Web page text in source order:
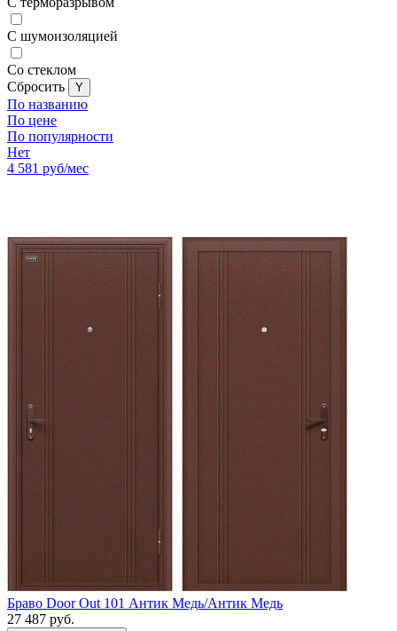
С шумоизоляцией
Со стеклом
Cбросить
По названию
По цене
По популярности
Нет
4 581 руб/мес
Браво Door Out 101 Антик Медь/Антик Медь
27 487 руб.